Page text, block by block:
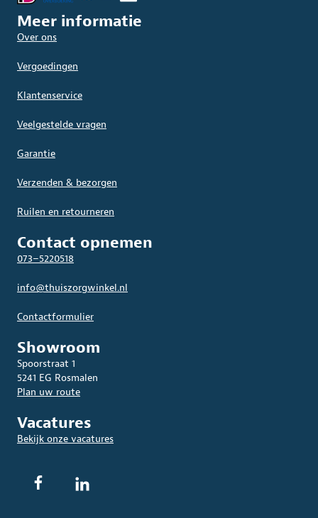
Meer informatie
Over ons
Vergoedingen
Klantenservice
Veelgestelde vragen
Garantie
Verzenden & bezorgen
Ruilen en retourneren
Contact opnemen
073–5220518
info@thuiszorgwinkel.nl
Contactformulier
Showroom
Spoorstraat 1
5241 EG Rosmalen
Plan uw route
Vacatures
Bekijk onze vacatures